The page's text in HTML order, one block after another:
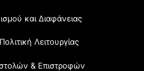
και Διαφάνειας
Λειτουργίας
& Επιστροφών